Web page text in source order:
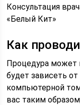
Консультация
«Белый Кит»
Как
Процедура может
будет зависеть
компьютерной
вас таким